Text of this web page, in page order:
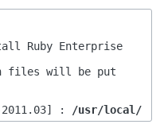
Ruby Enterprise
files will be put
:
/usr/local/